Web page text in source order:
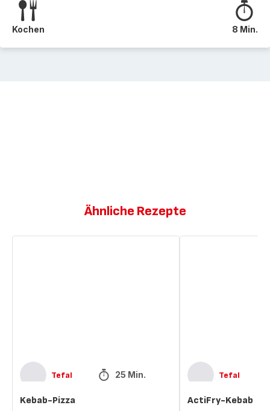
Kochen 8 Min.
Ähnliche Rezepte
Tefal 25 Min.
Kebab-Pizza
Tefal
ActiFry-Kebab